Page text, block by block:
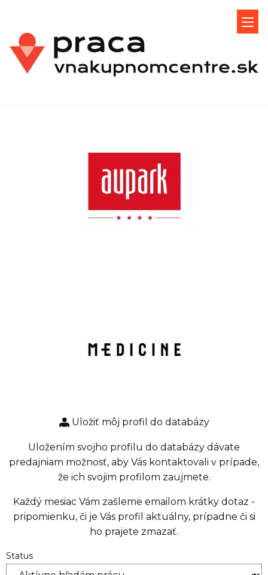
Uložiť môj profil do databázy
Uložením svojho profilu do databázy dávate
predajniam možnosť, aby Vás kontaktovali v prípade,
že ich svojim profilom zaujmete.
Každý mesiac Vám zašleme emailom krátky dotaz -
pripomienku, či je Vás profil aktuálny, prípadne či si
ho prajete zmazať.
Status